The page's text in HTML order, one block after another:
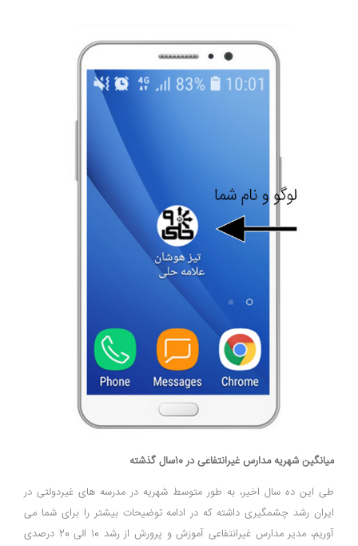
میانگین شهریه مدارس غیرانتفاعی در 10سال گذشته
طی این ده سال اخیر، به طور متوسط شهریه در مدرسه های غیردولتی در
ایران رشد چشمگیری داشته که در ادامه توضیحات بیشتر را برای شما می
آوریم، مدیر مدارس غیرانتفاعی آموزش و پرورش از رشد 10 الی 20 درصدی